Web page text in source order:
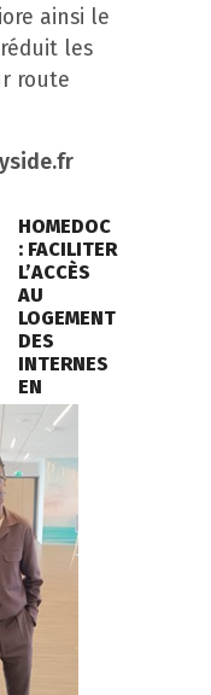
ainsi le
les
route
HOMEDOC
: FACILITER
L’ACCÈS
AU
LOGEMENT
DES
INTERNES
EN